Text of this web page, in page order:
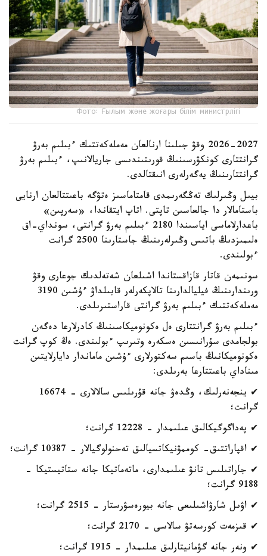
Фото: Ғылым және жоғары білім министрлігі
2026-2027 وقۋ جىلىنا ارنالعان مەملەكەتتىك ءبىلىم بەرۋ
گرانتتارى كونكۋرسىنىڭ قورىتىندىسى جاريالانىپ، ءبىلىم بەرۋ
گرانتتارىنىڭ يەگەرلەرى انىقتالدى.
بيىل وڭىرلىك تەڭگەرىمدى قامتاماسىز ەتۋگە باعىتتالعان ارنايى
باستامالار دا جالعاسىن تاپتى. اتاپ ايتقاندا، «سەرپىن»
باعدارلاماسى اياسىندا 2180 ءبىلىم بەرۋ گرانتى، سونداي-اق
ەلىمىزدىڭ باتىس وڭىرلەرىنىڭ جاستارىنا 2500 گرانت
ءبولىندى.
سونىمەن قاتار قازاقستاندا اشىلعان شەتەلدىك جوعارى وقۋ
ورىندارىنىڭ فيليالدارىنا تالاپكەرلەر قابىلداۋ ءۇشىن 3190
مەملەكەتتىك ءبىلىم بەرۋ گرانتى قاراستىرىلدى.
ءبىلىم بەرۋ گرانتتارى ەل ەكونوميكاسىنىڭ كادرلارعا دەگەن
بولجامدى سۇرانىسىن ەسكەرە وتىرىپ ءبولىندى. ەڭ كوپ گرانت
ەكونوميكانىڭ باسىم سەكتورلارى ءۇشىن ماماندار دايارلايتىن
مىناداي باعىتتارعا بەرىلدى:
✔ ينجەنەرلىك، وڭدەۋ جانە قۇرىلىس سالالارى - 16674
گرانت؛
✔ پەداگوگيكالىق عىلىمدار - 12228 گرانت؛
✔ اقپاراتتىق- كوممۋنيكاتسيالىق تەحنولوگيالار - 10387 گرانت؛
✔ جاراتىلىس تانۋ عىلىمدارى، ماتەماتيكا جانە ستاتيستيكا -
9188 گرانت؛
✔ اۋىل شارۋاشىلىعى جانە بيورەسۋرستار - 2515 گرانت؛
✔ قىزمەت كورسەتۋ سالاسى - 2170 گرانت؛
✔ ونەر جانە گۋمانيتارلىق عىلىمدار - 1915 گرانت؛